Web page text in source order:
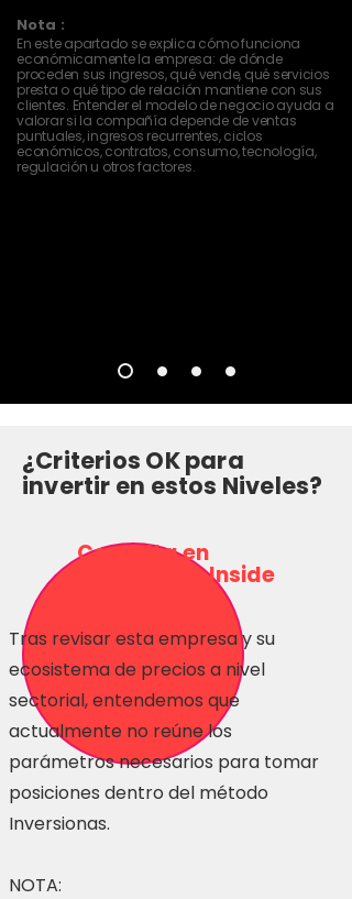
Nota :
En este apartado se explica cómo funciona
económicamente la empresa: de dónde
proceden sus ingresos, qué vende, qué servicios
presta o qué tipo de relación mantiene con sus
clientes. Entender el modelo de negocio ayuda a
valorar si la compañía depende de ventas
puntuales, ingresos recurrentes, ciclos
económicos, contratos, consumo, tecnología,
regulación u otros factores.
¿Criterios OK para
invertir en estos Niveles?
Consulta en
Inversionas Inside
Tras revisar esta empresa y su
ecosistema de precios a nivel
sectorial, entendemos que
actualmente no reúne los
parámetros necesarios para tomar
posiciones dentro del método
Inversionas.
NOTA: